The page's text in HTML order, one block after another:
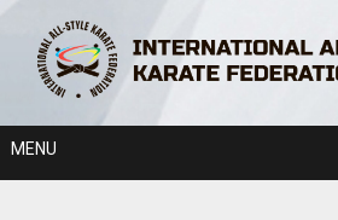
content
MENU